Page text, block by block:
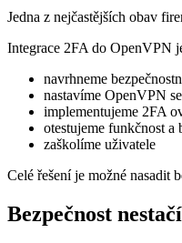
Jedna z nejčastějších obav
Integrace 2FA do OpenVPN
navrhneme
nastavíme OpenVPN
implementujeme 2FA
otestujeme funkčnost a
zaškolíme uživatele
Celé řešení je možné nasadit
Bezpečnost